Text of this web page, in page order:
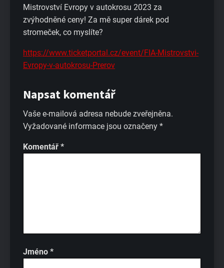
Mistrovství Evropy v autokrosu 2023 za
zvýhodněné ceny! Za mě super dárek pod
stromeček, co myslíte?
https://www.ticketportal.cz/event/FIA-Mistrovstvi-
Evropy-v-autokrosu-Prerov
Napsat komentář
Vaše e-mailová adresa nebude zveřejněna.
Vyžadované informace jsou označeny *
Komentář *
Jméno *